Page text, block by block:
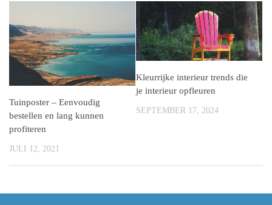
Tuinposter – Eenvoudig
bestellen en lang kunnen
profiteren
JULI 12, 2021
Kleurrijke interieur trends die
je interieur opfleuren
SEPTEMBER 17, 2024